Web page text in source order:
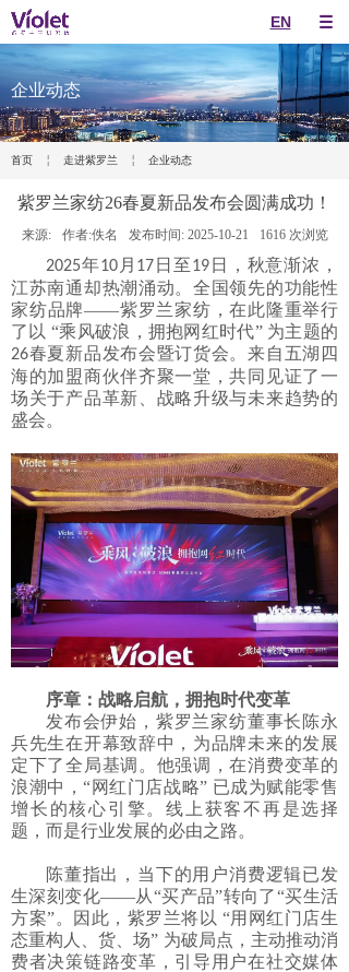
EN
企业动态
首页 ￤ 走进紫罗兰 ￤ 企业动态
紫罗兰家纺26春夏新品发布会圆满成功！
来源: 作者:佚名 发布时间: 2025-10-21 1616 次浏览
2025年10月 17 日至19 日，秋意渐浓，
江苏南通却热潮涌动。全国领先的功能性
家纺品牌——紫罗兰家纺，在此隆重举行
了以 “乘风破浪，拥抱网红时代” 为主题的
26春夏新品发布会暨订货会。来自五湖四
海的加盟商伙伴齐聚一堂，共同见证了一
场关于产品革新、战略升级与未来趋势的
盛会。
序章：战略启航，拥抱时代变革
发布会伊始，紫罗兰家纺董事长陈永
兵先生在开幕致辞中，为品牌未来的发展
定下了全局基调。他强调，在消费变革的
浪潮中，“网红门店战略” 已成为赋能零售
增长的核心引擎。线上获客不再是选择
题，而是行业发展的必由之路。
陈董指出，当下的用户消费逻辑已发
生深刻变化——从“买产品”转向了“买生活
方案”。因此，紫罗兰将以 “用网红门店生
态重构人、货、场” 为破局点，主动推动消
费者决策链路变革，引导用户在社交媒体